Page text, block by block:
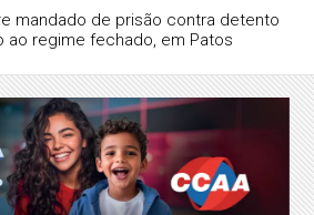
mandado de prisão contra detento
ao regime fechado, em Patos